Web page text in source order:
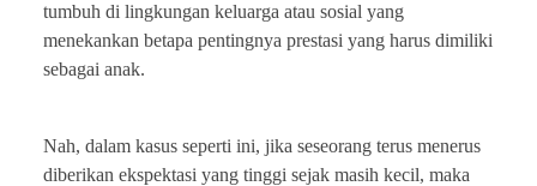
tumbuh di lingkungan keluarga atau sosial yang
menekankan betapa pentingnya prestasi yang harus dimiliki
sebagai anak.
Nah, dalam kasus seperti ini, jika seseorang terus menerus
diberikan ekspektasi yang tinggi sejak masih kecil, maka